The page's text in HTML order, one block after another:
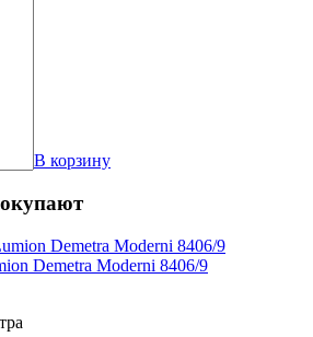
В корзину
Demetra Moderni 8406/9